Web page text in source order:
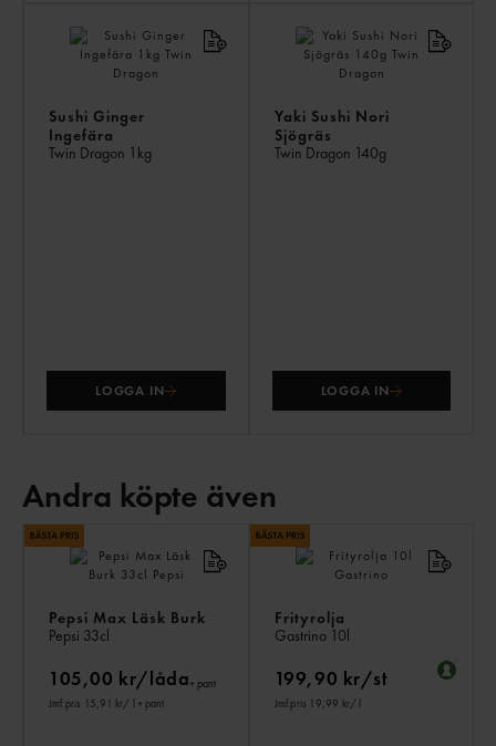
Sushi Ginger
Ingefära
Twin Dragon 1kg
LOGGA IN
Yaki Sushi Nori
Sjögräs
Twin Dragon 140g
LOGGA IN
Andra köpte även
Pepsi Max Läsk Burk
Pepsi 33cl
105,00 kr/låda+ pant
Jmf.pris 15,91 kr/ l + pant
Frityrolja
Gastrino 10l
199,90 kr/st
Jmf.pris 19,99 kr/ l